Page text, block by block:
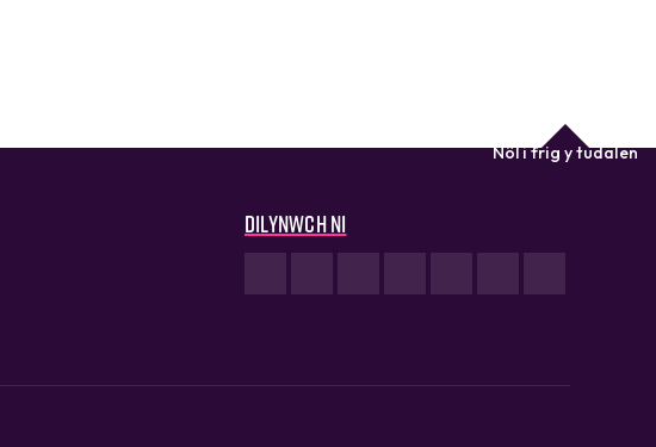
Dilynwch ni
Nôl i frig y tudalen